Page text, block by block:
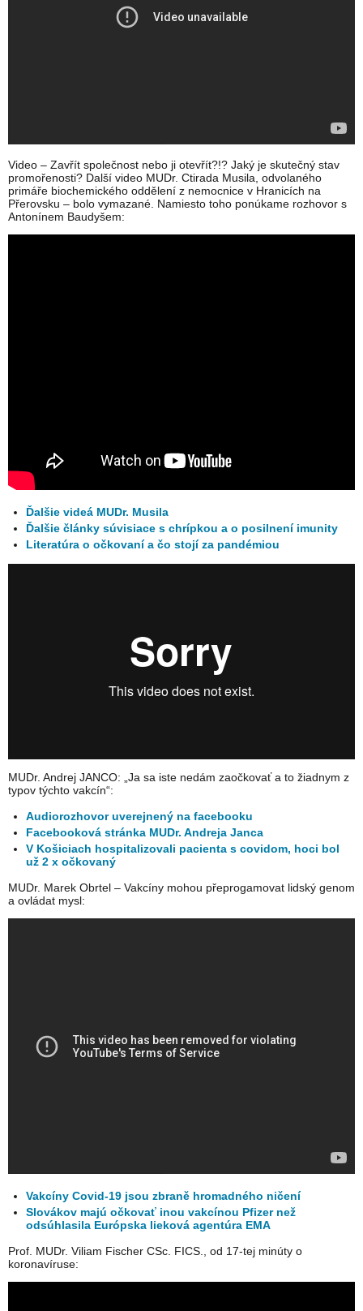
Video – Zavřít společnost nebo ji otevřít?!? Jaký je skutečný stav
promořenosti? Další video MUDr. Ctirada Musila, odvolaného
primáře biochemického oddělení z nemocnice v Hranicích na
Přerovsku – bolo vymazané. Namiesto toho ponúkame rozhovor s
Antonínem Baudyšem:
Ďalšie videá MUDr. Musila
Ďalšie články súvisiace s chrípkou a o posilnení imunity
Literatúra o očkovaní a čo stojí za pandémiou
MUDr. Andrej JANCO: „Ja sa iste nedám zaočkovať a to žiadnym z
typov týchto vakcín“:
Audiorozhovor uverejnený na facebooku
Facebooková stránka MUDr. Andreja Janca
V Košiciach hospitalizovali pacienta s covidom, hoci bol
už 2 x očkovaný
MUDr. Marek Obrtel – Vakcíny mohou přeprogamovat lidský genom
a ovládat mysl:
Vakcíny Covid-19 jsou zbraně hromadného ničení
Slovákov majú očkovať inou vakcínou Pfizer než
odsúhlasila Európska lieková agentúra EMA
Prof. MUDr. Viliam Fischer CSc. FICS., od 17-tej minúty o
koronavíruse: